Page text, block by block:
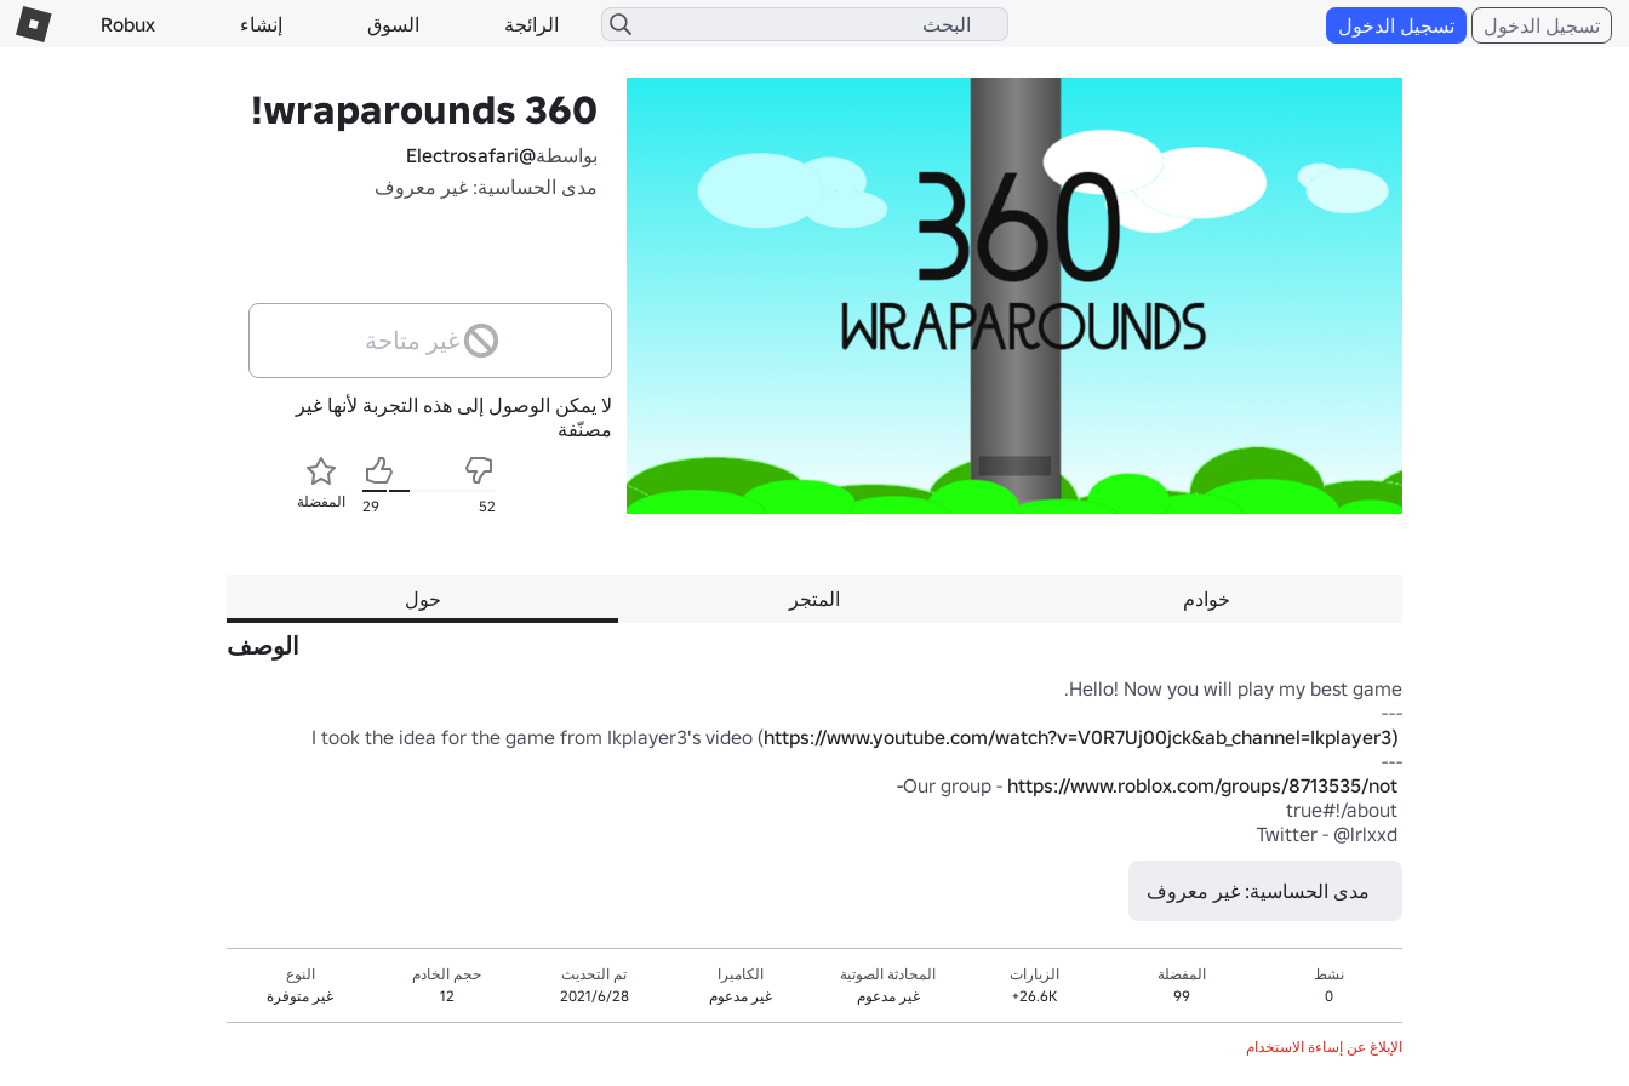
الرائجة السوق إنشاء Robux تسجيل الدخول تسجيل الدخول
360 wraparounds!
بواسطة@Electrosafari
مدى الحساسية: غير معروف
غير متاحة
لا يمكن الوصول إلى هذه التجربة لأنها غير
مصنّفة
المفضلة 29 52
حول المتجر خوادم
الوصف
https://www.youtube.com/watch?v=V0R7Uj00jck&ab_channel=Ikplayer3)
https://www.roblox.com/groups/8713535/not-
مدى الحساسية: غير معروف
نشط
0
المفضلة
99
الزيارات
26.6K+
المحادثة الصوتية
غير مدعوم
الكاميرا
غير مدعوم
تم التحديث
28‏/6‏/2021
حجم الخادم
12
النوع
غير متوفرة
الإبلاغ عن إساءة الاستخدام